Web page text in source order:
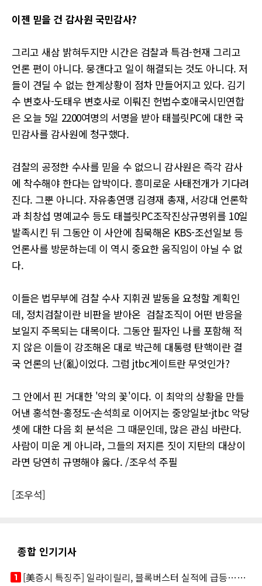
이젠 믿을 건 감사원 국민감사?
그리고 새삼 밝혀두지만 시간은 검찰과 특검-헌재 그리고
언론 편이 아니다. 뭉갠다고 일이 해결되는 것도 아니다. 저
들이 견딜 수 없는 한계상황이 점차 만들어지고 있다. 김기
수 변호사-도태우 변호사로 이뤄진 헌법수호애국시민연합
은 오늘 5일 2200여명의 서명을 받아 태블릿PC에 대한 국
민감사를 감사원에 청구했다.
검찰의 공정한 수사를 믿을 수 없으니 감사원은 즉각 감사
에 착수해야 한다는 압박이다. 흥미로운 사태전개가 기다려
진다. 그뿐 아니다. 자유총연맹 김경재 총재, 서강대 언론학
과 최창섭 명예교수 등도 태블릿PC조작진상규명위를 10일
발족시킨 뒤 그동안 이 사안에 침묵해온 KBS-조선일보 등
언론사를 방문하는데 이 역시 중요한 움직임이 아닐 수 없
다.
이들은 법무부에 검찰 수사 지휘권 발동을 요청할 계획인
데, 정치검찰이란 비판을 받아온 검찰조직이 어떤 반응을
보일지 주목되는 대목이다. 그동안 필자인 나를 포함해 적
지 않은 이들이 강조해온 대로 박근헤 대통령 탄핵이란 결
국 언론의 난(亂)이었다. 그럼 jtbc게이트란 무엇인가?
그 안에서 핀 거대한 '악의 꽃'이다. 이 최악의 상황을 만들
어낸 홍석현-홍정도-손석희로 이어지는 중앙일보-jtbc 악당
셋에 대한 다음 회 분석은 그 때문인데, 많은 관심 바란다.
사람이 미운 게 아니라, 그들의 저지른 짓이 지탄의 대상이
라면 당연히 규명해야 옳다. /조우석 주필
[조우석]
종합 인기기사
looks_one
[美증시 특징주] 일라이릴리, 블록버스터 실적에 급등…마운자로 매출 폭발